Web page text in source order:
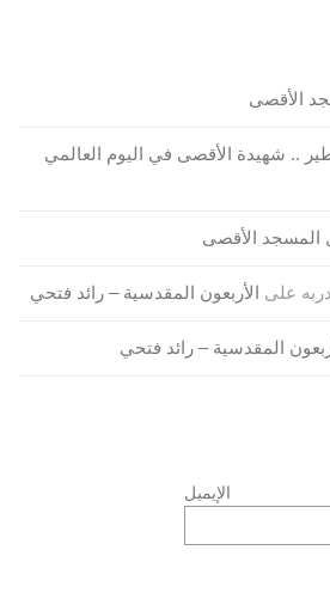
الأقصى
.. شهيدة الأقصى في اليوم العالمي
المسجد الأقصى
على الأربعون المقدسية – رائد فتحي
المقدسية – رائد فتحي
الإيميل